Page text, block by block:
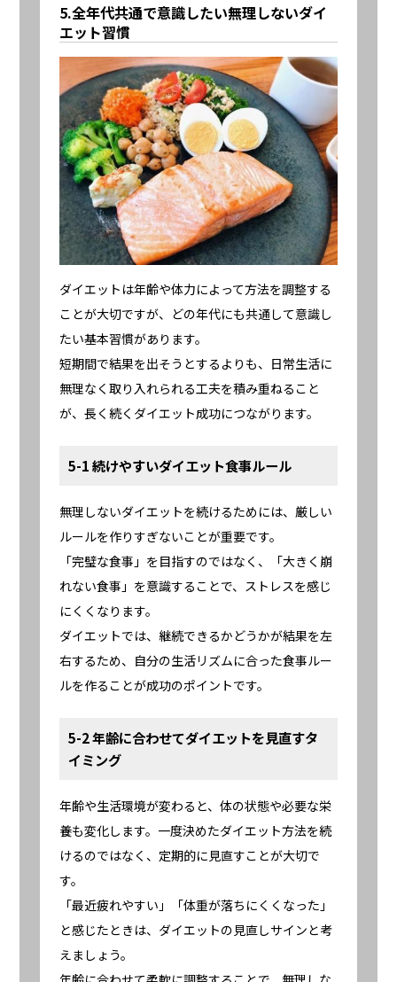
5.全年代共通で意識したい無理しないダイ
エット習慣
ダイエットは年齢や体力によって方法を調整する
ことが大切ですが、どの年代にも共通して意識し
たい基本習慣があります。
短期間で結果を出そうとするよりも、日常生活に
無理なく取り入れられる工夫を積み重ねること
が、長く続くダイエット成功につながります。
5-1 続けやすいダイエット食事ルール
無理しないダイエットを続けるためには、厳しい
ルールを作りすぎないことが重要です。
「完璧な食事」を目指すのではなく、「大きく崩
れない食事」を意識することで、ストレスを感じ
にくくなります。
ダイエットでは、継続できるかどうかが結果を左
右するため、自分の生活リズムに合った食事ルー
ルを作ることが成功のポイントです。
5-2 年齢に合わせてダイエットを見直すタ
イミング
年齢や生活環境が変わると、体の状態や必要な栄
養も変化します。一度決めたダイエット方法を続
けるのではなく、定期的に見直すことが大切で
す。
「最近疲れやすい」「体重が落ちにくくなった」
と感じたときは、ダイエットの見直しサインと考
えましょう。